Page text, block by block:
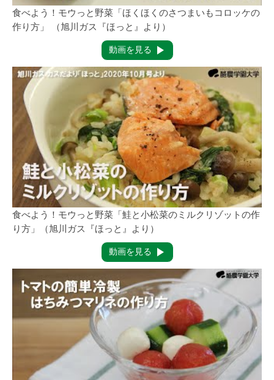
食べよう！モウっと野菜「ほくほくのさつまいもコロッケの
作り方」 （旭川ガス『ほっと』より）
動画を見る
食べよう！モウっと野菜「鮭と小松菜のミルクリゾットの作
り方」（旭川ガス『ほっと』より）
動画を見る